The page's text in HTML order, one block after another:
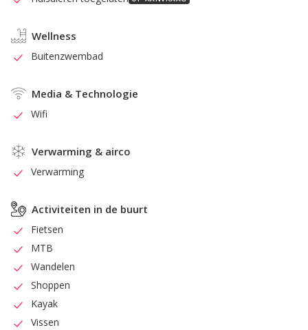
Wellness
Buitenzwembad
Media & Technologie
Wifi
Verwarming & airco
Verwarming
Activiteiten in de buurt
Fietsen
MTB
Wandelen
Shoppen
Kayak
Vissen